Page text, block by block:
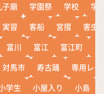
子廟 学園祭 学校
学
実習 客船 宮摺
害虫
富川 富江 富江町
対馬市 寿古踊
専用レー
学生 小屋入り 小島